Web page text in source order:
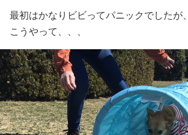
最初はかなりビビってパニックでしたが、
こうやって、、、